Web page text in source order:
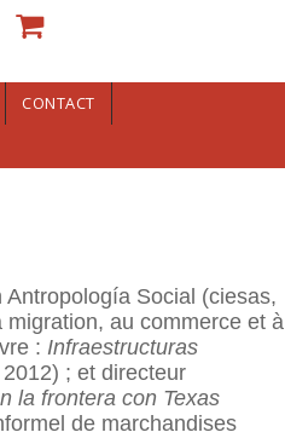
CONTACT
Social (ciesas,
migration, au commerce et à
: Infraestructuras
; et directeur
la frontera con Texas
de marchandises